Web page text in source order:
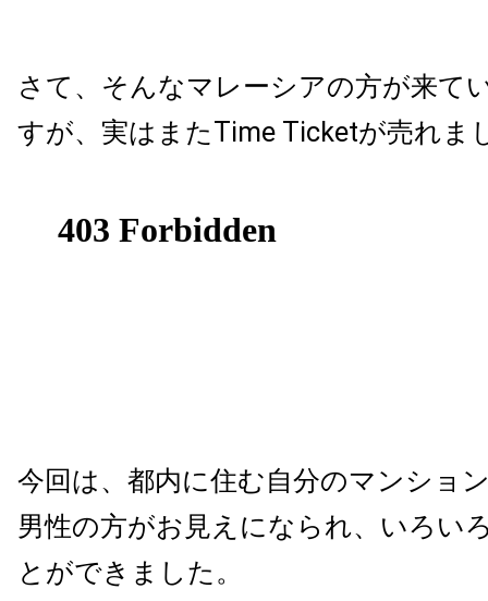
さて、そんなマレーシアの方が来て
すが、実はまたTime Ticketが売れま
今回は、都内に住む自分のマンショ
男性の方がお見えになられ、いろい
とができました。